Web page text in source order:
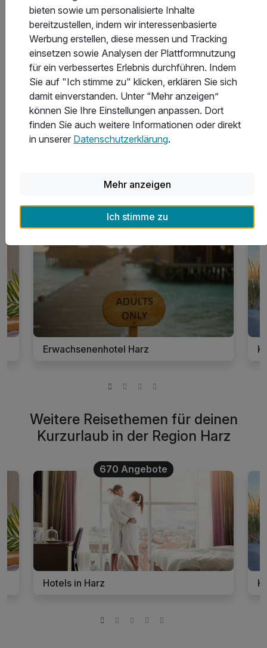
Welche Auszeichnungen haben die Hotels im Harz
erhalten?
Was kostet eine Übernachtung im Harz
durchschnittlich?
Inspirationen für Kurzreisen in der
Region Harz
Erwachsenenhotel Harz
Weitere Reisethemen für deinen
Kurzurlaub in der Region Harz
670 Angebote
Hotels in Harz
bieten sowie um personalisierte Inhalte
bereitzustellen, indem wir interessenbasierte
Werbung erstellen, diese messen und Tracking
einsetzen sowie Analysen der Plattformnutzung
für ein verbessertes Erlebnis durchführen. Indem
Sie auf "Ich stimme zu" klicken, erklären Sie sich
damit einverstanden. Unter “Mehr anzeigen”
können Sie Ihre Einstellungen anpassen. Dort
finden Sie auch weitere Informationen oder direkt
in unserer Datenschutzerklärung.
Mehr anzeigen
Ich stimme zu